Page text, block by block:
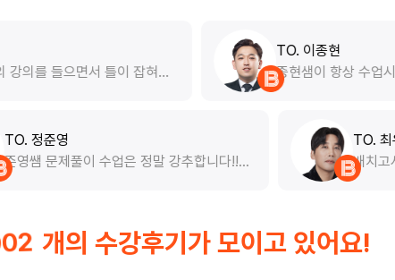
잡혀가
생각이
종현샘이 항상 수업시간에 이구문 교재 많
반복하라고 하는 데는 이유가 있습니다.
종현쌤만의 문제풀이법과 글의 구조는 긴
해 지문을 푸는데 많은 도움이 됐습니다.
현쌤 수업은 그냥 복습 열심히 했습니다.
준영쌤 문제풀이 수업은 정말 강추합니다!!
우선 전년도 기출을 중심으로 구성되어 최신
가 아니더라도 중요한 기출 문제들을 가져와
서 해설해주시고 문제풀이 수업임에도 문제
개의 수강후기가 모이고 있어요!